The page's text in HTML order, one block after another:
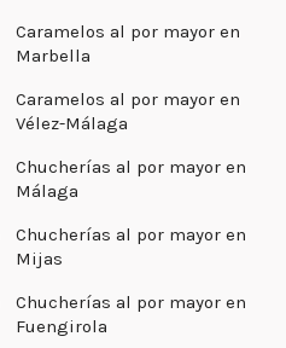
Caramelos al por mayor en
Marbella
Caramelos al por mayor en
Vélez-Málaga
Chucherías al por mayor en
Málaga
Chucherías al por mayor en
Mijas
Chucherías al por mayor en
Fuengirola